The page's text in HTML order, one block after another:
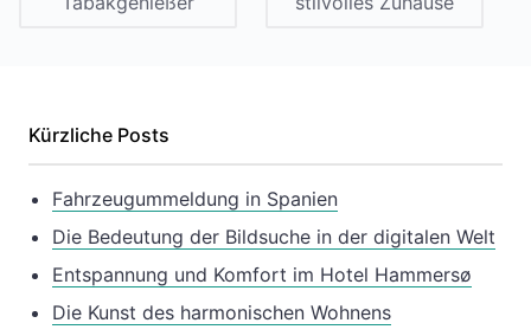
Kürzliche Posts
Fahrzeugummeldung in Spanien
Die Bedeutung der Bildsuche in der digitalen Welt
Entspannung und Komfort im Hotel Hammersø
Die Kunst des harmonischen Wohnens